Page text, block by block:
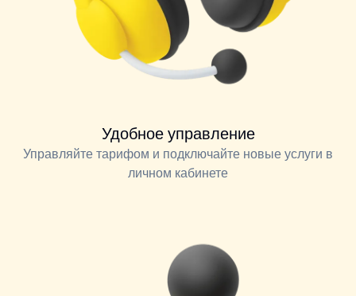
Удобное управление
Управляйте тарифом и подключайте новые услуги в
личном кабинете